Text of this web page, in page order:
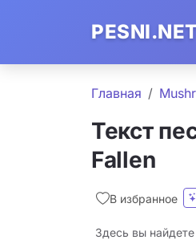
Главная
Текст
Fallen
В избранное
Здесь вы